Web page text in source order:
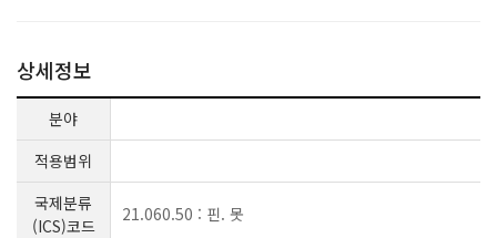
상세정보
분야
적용범위
국제분류
(ICS)코드
21.060.50 : 핀. 못